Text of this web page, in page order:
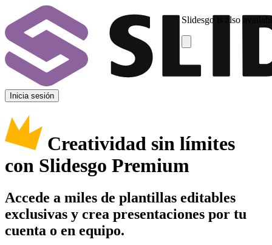
Slidesgo is also
Inicia sesión
Creatividad sin límites
con Slidesgo Premium
Accede a miles de plantillas editables
exclusivas y crea presentaciones por tu
cuenta o en equipo.